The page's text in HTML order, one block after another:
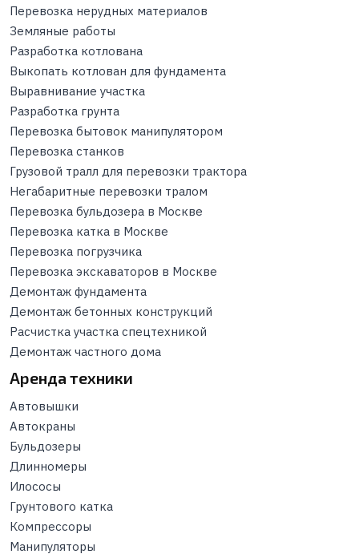
Перевозка нерудных материалов
Земляные работы
Разработка котлована
Выкопать котлован для фундамента
Выравнивание участка
Разработка грунта
Перевозка бытовок манипулятором
Перевозка станков
Грузовой тралл для перевозки трактора
Негабаритные перевозки тралом
Перевозка бульдозера в Москве
Перевозка катка в Москве
Перевозка погрузчика
Перевозка экскаваторов в Москве
Демонтаж фундамента
Демонтаж бетонных конструкций
Расчистка участка спецтехникой
Демонтаж частного дома
Аренда техники
Автовышки
Автокраны
Бульдозеры
Длинномеры
Илососы
Грунтового катка
Компрессоры
Манипуляторы